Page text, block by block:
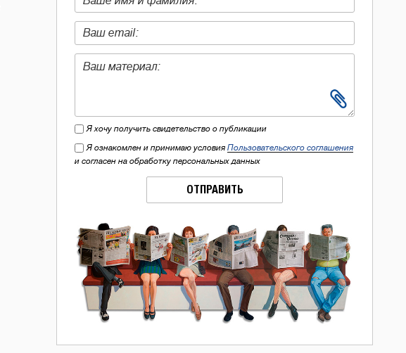
Я хочу получить свидетельство о публикации
Я ознакомлен и принимаю условия Пользовательского соглашения
и согласен на обработку персональных данных
ОТПРАВИТЬ